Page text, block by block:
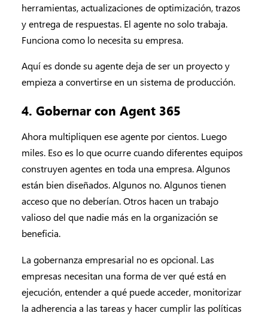
herramientas, actualizaciones de optimización, trazos
y entrega de respuestas. El agente no solo trabaja.
Funciona como lo necesita su empresa.
Aquí es donde su agente deja de ser un proyecto y
empieza a convertirse en un sistema de producción.
4. Gobernar con Agent 365
Ahora multipliquen ese agente por cientos. Luego
miles. Eso es lo que ocurre cuando diferentes equipos
construyen agentes en toda una empresa. Algunos
están bien diseñados. Algunos no. Algunos tienen
acceso que no deberían. Otros hacen un trabajo
valioso del que nadie más en la organización se
beneficia.
La gobernanza empresarial no es opcional. Las
empresas necesitan una forma de ver qué está en
ejecución, entender a qué puede acceder, monitorizar
la adherencia a las tareas y hacer cumplir las políticas